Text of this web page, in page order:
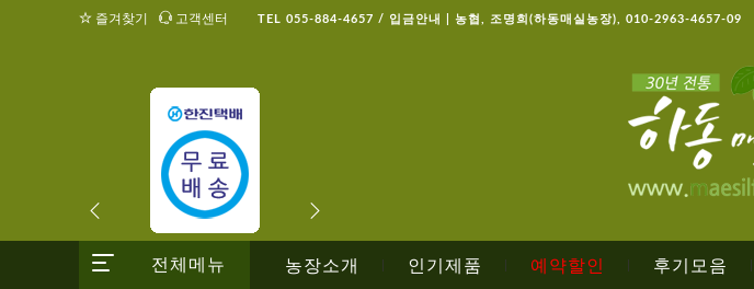
즐겨찾기 고객센터 TEL 055-884-4657 / 입금안내 | 농협, 조명희(하동매실농장), 010-2963-4657-09
전체메뉴 농장소개 인기제품 예약할인 후기모음